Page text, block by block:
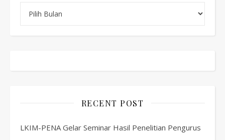
RECENT POST
LKIM-PENA Gelar Seminar Hasil Penelitian Pengurus